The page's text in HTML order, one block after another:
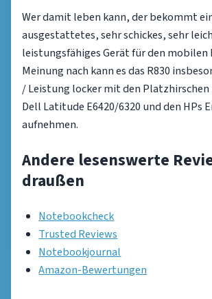
Wer damit leben kann, der bekommt
ausgestattetes, sehr schickes, sehr
leistungsfähiges Gerät für den mobilen
Meinung nach kann es das R830
/ Leistung locker mit den Platzhirschen
Dell Latitude E6420/6320 und den HPs
aufnehmen.
Andere lesenswerte
draußen
Notebookcheck
Trusted Reviews
Notebookjournal
Amazon-Bewertungen